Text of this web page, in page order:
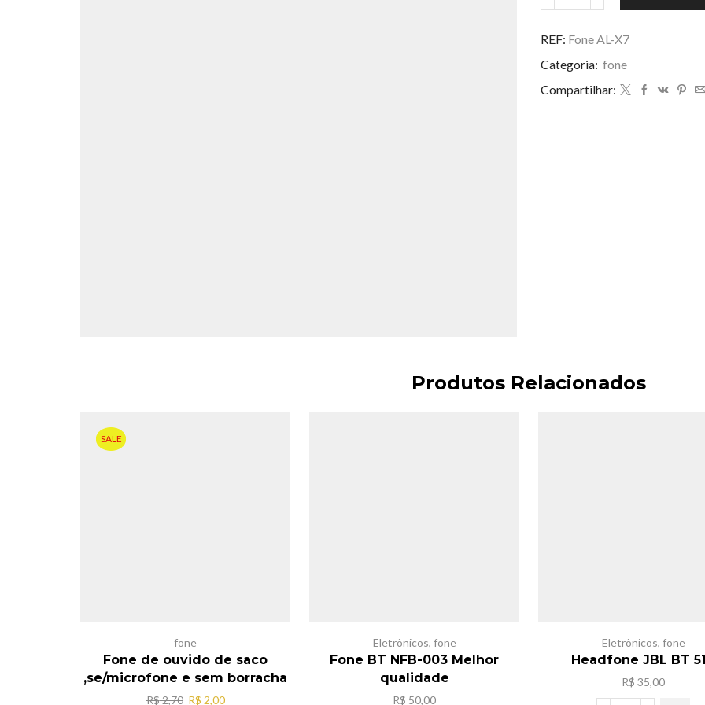
R$ 12,00.R$
X7
REF: Fone AL-X7
Categoria: fone
Compartilhar:
Produtos Relacionados
SALE
fone
Fone de ouvido de saco
,se/microfone e sem borracha
R$2,70 O
R$ 2,00O
Eletrônicos, fone
Fone BT NFB-003 Melhor
qualidade
R$ 50,00
Eletrônicos, fone
Headfone JBL BT
R$ 35,00